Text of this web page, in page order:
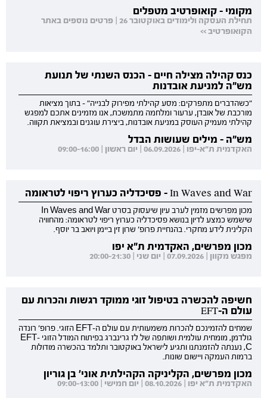
מקומי - קואופרטיב מטפלים
תחילת העסקה ולימודים באוקטובר 26 | פרטים נוספים באתר
הקואופרטיב >>
כנס קהילה מצילה חיים - הכנס השנתי של תנועת
מש"ה למניעת אובדנות
"כשהדברים מתפרקים: מסע קהילתי מפירוק לבנייה" - בתוך מציאות
מורכבת של אובדן, ערעור ומלחמה מתמשכת, אנו מזמינים אתכם למפגש
קהילתי מעמיק העוסק במניעת אובדנות, ביצירת עוגנים ובמציאת תקווה.
מש"ה - מילים שעושות הבדל
האקדמית ת"א-יפו | 06.09.2026 | יום ראשון | 09:00-16:00
In Waves and War - פסיכדליה כערוץ ריפוי לטראומה
מכון מפרשים מזמין לערב עיון שיעסוק בסרט In Waves and War
שישמש כמצע לדיון בנושא פסיכדליה כערוץ ריפוי לטראומה: מהחוויה
הקלינית לידע מחקרי. בהנחיית פרופ' שרון זין ביימן ויואב בר יוסף.
מכון מפרשים, האקדמית ת"א יפו
מפגש מקוון | 07.09.2026 | יום שני | 20:00-21:30
חשיפה להכשרה בטיפול זוגי ממוקד רגשות והכרות עם
עולם ה-EFT
שמחים להזמינכם להכרות משמעותית עם עולם ה-EFT הזוגי. פרופ' רונדה
גולדמן, מומחית עולמית ושותפה של לז גרינברג בפיתוח המודל הזוגי EFT-
C, נענתה להזמנתנו ותגיע לישראל באוקטובר ותלמד בהכשרה מודולות
ברמות העמקה ויישום שונות.
מכון מפרשים, הקליניקה הקהילתית אוני' בן גוריון
האקדמית ת"א יפו | 08.10.2026 | יום חמישי | 09:00-13:00